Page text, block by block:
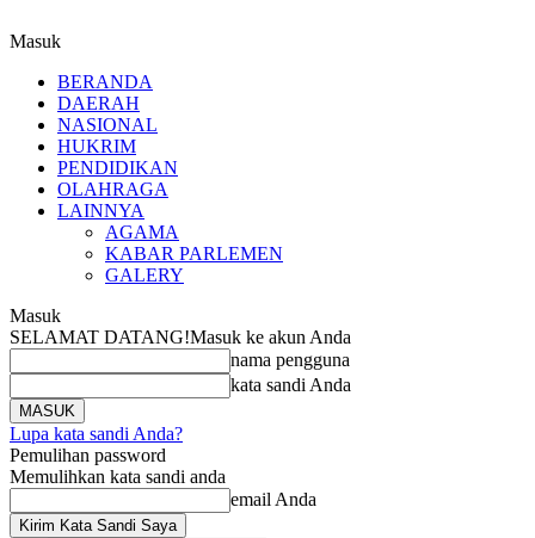
Masuk
BERANDA
DAERAH
NASIONAL
HUKRIM
PENDIDIKAN
OLAHRAGA
LAINNYA
AGAMA
KABAR PARLEMEN
GALERY
Masuk
SELAMAT DATANG!Masuk ke akun Anda
nama pengguna
kata sandi Anda
Lupa kata sandi Anda?
Pemulihan password
Memulihkan kata sandi anda
email Anda